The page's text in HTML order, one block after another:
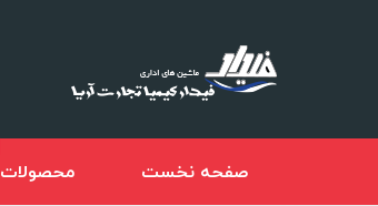
صفحه نخست محصولات